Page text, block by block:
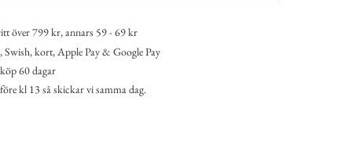
över 799 kr, annars 59 - 69 kr
Swish, kort, Apple Pay & Google Pay
60 dagar
kl 13 så skickar vi samma dag.